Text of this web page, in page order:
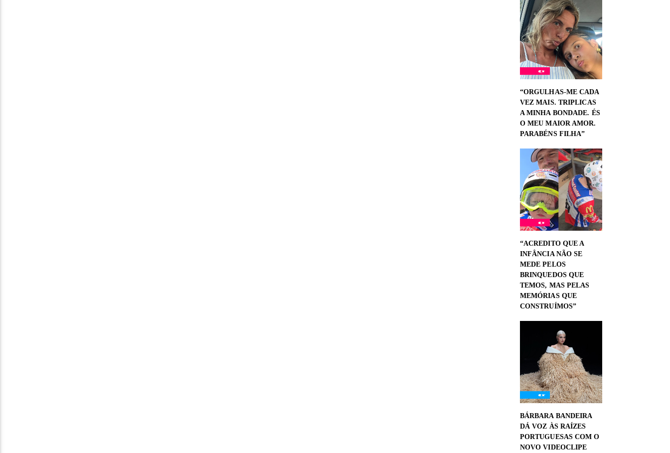
“ORGULHAS-ME CADA
VEZ MAIS. TRIPLICAS
A MINHA BONDADE. ÉS
O MEU MAIOR AMOR.
PARABÉNS FILHA”
“ACREDITO QUE A
INFÂNCIA NÃO SE
MEDE PELOS
BRINQUEDOS QUE
TEMOS, MAS PELAS
MEMÓRIAS QUE
CONSTRUÍMOS”
BÁRBARA BANDEIRA
DÁ VOZ ÀS RAÍZES
PORTUGUESAS COM O
NOVO VIDEOCLIPE